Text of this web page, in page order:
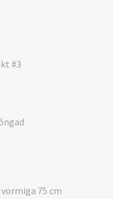
#3
75 cm